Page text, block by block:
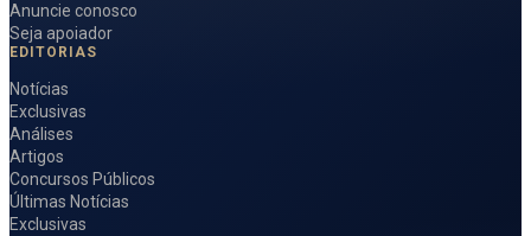
Anuncie conosco
Seja apoiador
EDITORIAS
Notícias
Exclusivas
Análises
Artigos
Concursos Públicos
Últimas Notícias
Exclusivas